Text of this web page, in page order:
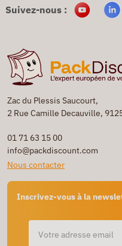
Zac du Plessis Saucourt,
2 Rue Camille Decauville,
01 71 63 15 00
info@packdiscount.com
Nous contacter
Inscrivez-vous à la
Suivez-nous :